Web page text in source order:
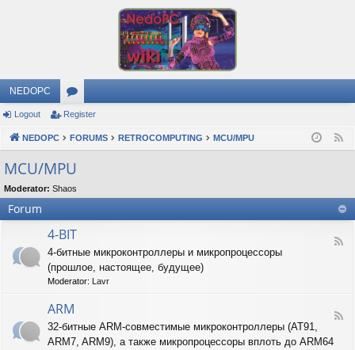
NEDOPC
or
u
m
s
Logout Register
NEDOPC FORUMS RETROCOMPUTING MCU/MPU
MCU/MPU
Moderator: Shaos
Forum
F
I
4-BIT
4-битные микроконтроллеры и микропроцессоры
(прошлое, настоящее, будущее)
Moderator: Lavr
F
e
ARM
32-битные ARM-совместимые микроконтроллеры (AT91,
ARM7, ARM9), а также микропроцессоры вплоть до ARM64